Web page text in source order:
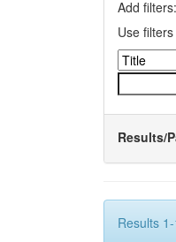
Add filters:
Use
Results/
Results